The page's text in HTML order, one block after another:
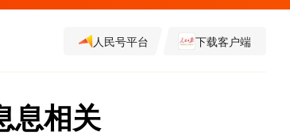
人民号平台 下载客户端
息相关